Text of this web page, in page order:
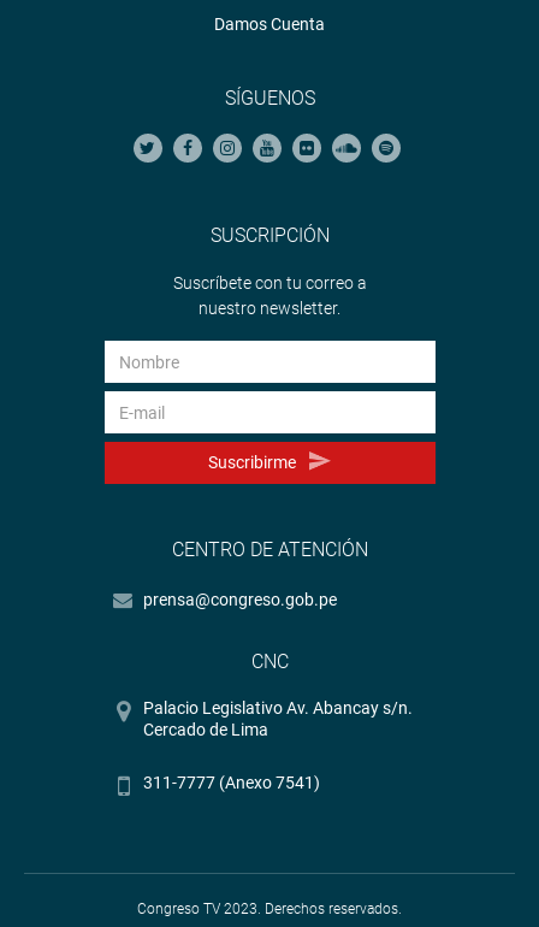
Damos Cuenta
SÍGUENOS
SUSCRIPCIÓN
Suscríbete con tu correo a
nuestro newsletter.
Suscribirme
CENTRO DE ATENCIÓN
prensa@congreso.gob.pe
CNC
Palacio Legislativo Av. Abancay s/n.
Cercado de Lima
311-7777 (Anexo 7541)
Congreso TV 2023. Derechos reservados.